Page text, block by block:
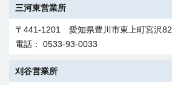
三河東営業所
〒441-1201 愛知県豊川市東上町宮沢82
電話： 0533-93-0033
刈谷営業所